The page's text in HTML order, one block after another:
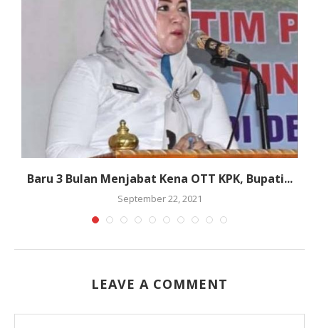
Baru 3 Bulan Menjabat Kena OTT KPK, Bupati...
September 22, 2021
LEAVE A COMMENT